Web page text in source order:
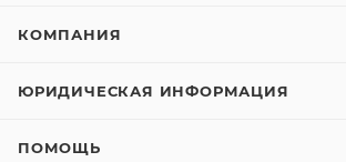
КОМПАНИЯ
ЮРИДИЧЕСКАЯ ИНФОРМАЦИЯ
ПОМОЩЬ